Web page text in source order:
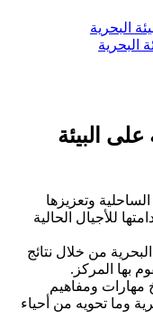
البحرية
البحرية
البيئة
وتعزيزها
للأجيال الحالية
من خلال نتائج
بها المركز.
مهارات ومفاهيم
وما تحويه من أحياء